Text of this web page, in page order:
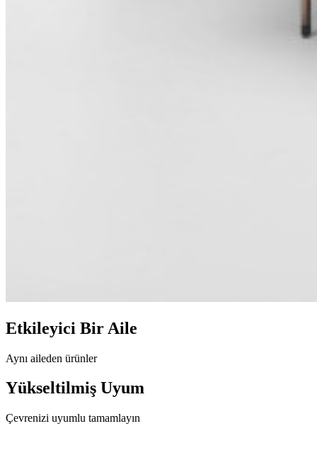
Etkileyici Bir Aile
Aynı aileden ürünler
Yükseltilmiş Uyum
Çevrenizi uyumlu tamamlayın